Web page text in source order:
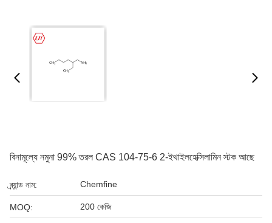
বিনামূল্যে নমুনা 99% তরল CAS 104-75-6 2-ইথাইলহেক্সিলামিন স্টক আছে
ব্র্যান্ড নাম: Chemfine
MOQ: 200 কেজি